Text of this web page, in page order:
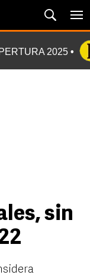
2025
sin